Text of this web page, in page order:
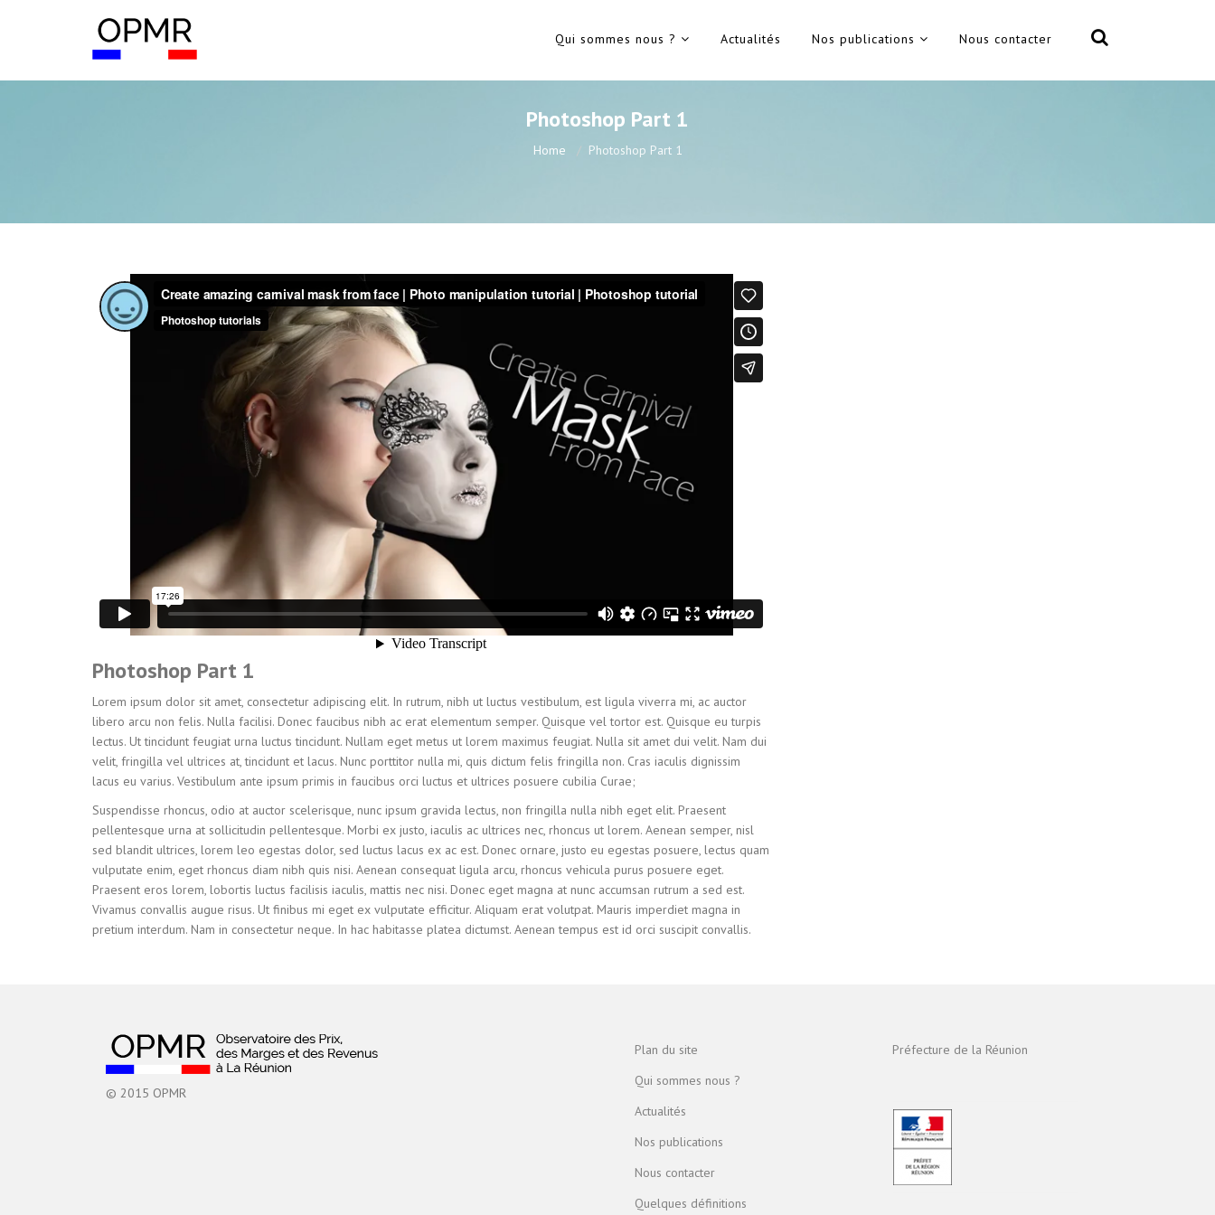
Qui sommes nous ? Actualités Nos publications Nous contacter
Photoshop Part 1
Home Photoshop Part 1
Photoshop Part 1
Lorem ipsum dolor sit amet, consectetur adipiscing elit. In rutrum, nibh ut luctus vestibulum, est ligula viverra mi, ac auctor
libero arcu non felis. Nulla facilisi. Donec faucibus nibh ac erat elementum semper. Quisque vel tortor est. Quisque eu turpis
lectus. Ut tincidunt feugiat urna luctus tincidunt. Nullam eget metus ut lorem maximus feugiat. Nulla sit amet dui velit. Nam dui
velit, fringilla vel ultrices at, tincidunt et lacus. Nunc porttitor nulla mi, quis dictum felis fringilla non. Cras iaculis dignissim
lacus eu varius. Vestibulum ante ipsum primis in faucibus orci luctus et ultrices posuere cubilia Curae;
Suspendisse rhoncus, odio at auctor scelerisque, nunc ipsum gravida lectus, non fringilla nulla nibh eget elit. Praesent
pellentesque urna at sollicitudin pellentesque. Morbi ex justo, iaculis ac ultrices nec, rhoncus ut lorem. Aenean semper, nisl
sed blandit ultrices, lorem leo egestas dolor, sed luctus lacus ex ac est. Donec ornare, justo eu egestas posuere, lectus quam
vulputate enim, eget rhoncus diam nibh quis nisi. Aenean consequat ligula arcu, rhoncus vehicula purus posuere eget.
Praesent eros lorem, lobortis luctus facilisis iaculis, mattis nec nisi. Donec eget magna at nunc accumsan rutrum a sed est.
Vivamus convallis augue risus. Ut finibus mi eget ex vulputate efficitur. Aliquam erat volutpat. Mauris imperdiet magna in
pretium interdum. Nam in consectetur neque. In hac habitasse platea dictumst. Aenean tempus est id orci suscipit convallis.
© 2015 OPMR
Plan du site
Qui sommes nous ?
Actualités
Nos publications
Nous contacter
Quelques définitions
Préfecture de la Réunion